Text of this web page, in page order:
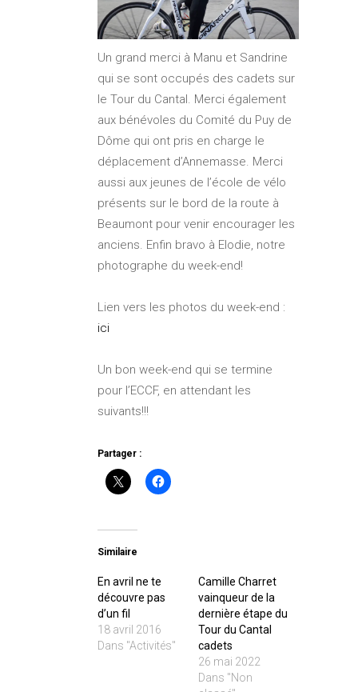
Un grand merci à Manu et Sandrine
qui se sont occupés des cadets sur
le Tour du Cantal. Merci également
aux bénévoles du Comité du Puy de
Dôme qui ont pris en charge le
déplacement d’Annemasse. Merci
aussi aux jeunes de l’école de vélo
présents sur le bord de la route à
Beaumont pour venir encourager les
anciens. Enfin bravo à Elodie, notre
photographe du week-end!
Lien vers les photos du week-end :
ici
Un bon week-end qui se termine
pour l’ECCF, en attendant les
suivants!!!
Partager :
Similaire
En avril ne te
découvre pas
d’un fil
18 avril 2016
Dans "Activités"
Camille Charret
vainqueur de la
dernière étape du
Tour du Cantal
cadets
26 mai 2022
Dans "Non